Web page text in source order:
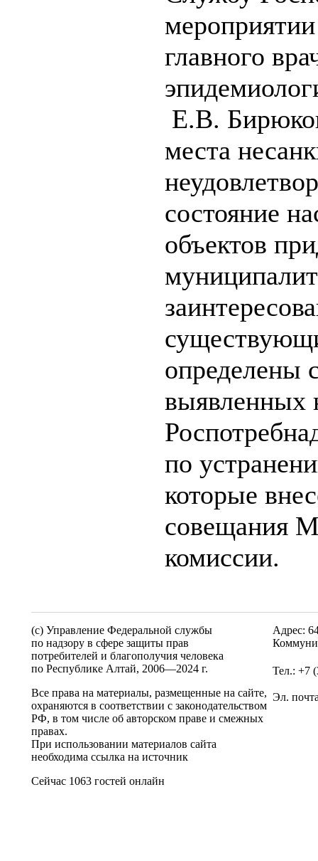
мероприятии
главного
Е.В.
места
состояние
объектов
определены
выявленных
по
которые
совещания
комиссии.
(c) Управление Федеральной службы
по надзору в сфере защиты прав
потребителей и благополучия человека
по Республике Алтай, 2006—2024 г.
Все права на материалы, размещенные на сайте,
охраняются в соответствии с законодательством
РФ, в том числе об авторском праве и смежных
правах.
При использовании материалов сайта
необходима ссылка на источник
Сейчас 1063 гостей онлайн
Адрес:
Тел.: +7
Эл.